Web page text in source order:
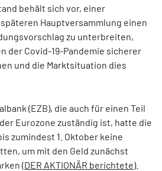
behält sich vor, einer
Hauptversammlung einen
zu unterbreiten,
der Covid-19-Pandemie sicherer
und die Marktsituation dies
(EZB), die auch für einen Teil
Eurozone zuständig ist, hatte die
zumindest 1. Oktober keine
um mit den Geld zunächst
(DER AKTIONÄR berichtete).